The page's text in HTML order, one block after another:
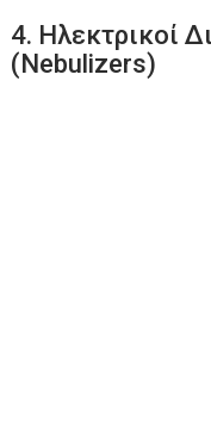
4. Ηλεκτρικοί
(Nebulizers)